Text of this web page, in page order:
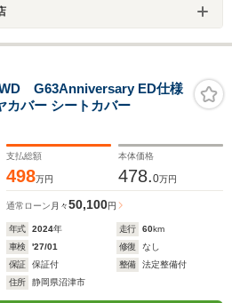
G63Anniversary ED仕様
カバー シートカバー
支払総額
498万円
本体価格
478.0万円
通常ローン 月々50,100円
年式 2024年 走行 60km
車検
'27/01 修復
なし
保証
保証付 整備
法定整備付
住所
静岡県沼津市